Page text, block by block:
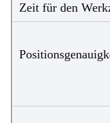
Zeit für den